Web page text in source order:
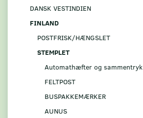
DANSK VESTINDIEN
FINLAND
POSTFRISK/HÆNGSLET
STEMPLET
Automathæfter og sammentryk
FELTPOST
BUSPAKKEMÆRKER
AUNUS